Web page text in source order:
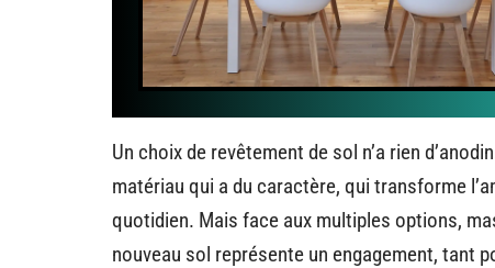
Un choix de revêtement de sol n’a rien
matériau qui a du caractère, qui transforme
quotidien. Mais face aux multiples options,
nouveau sol représente un engagement, tant